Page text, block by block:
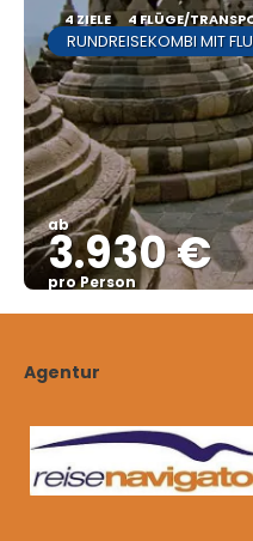
4 ZIELE 4 FLÜGE/
RUNDREISEKOMBI MIT
ab
3.930 €
pro Person
Agentur